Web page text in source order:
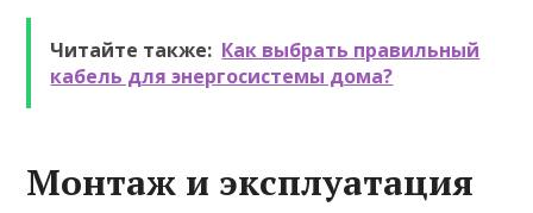
Читайте также: Как выбрать правильный
кабель для энергосистемы дома?
Монтаж и эксплуатация